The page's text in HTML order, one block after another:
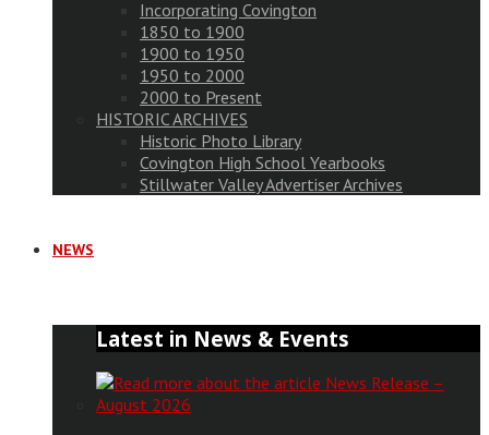
Incorporating Covington
1850 to 1900
1900 to 1950
1950 to 2000
2000 to Present
HISTORIC ARCHIVES
Historic Photo Library
Covington High School Yearbooks
Stillwater Valley Advertiser Archives
NEWS
Latest in News & Events